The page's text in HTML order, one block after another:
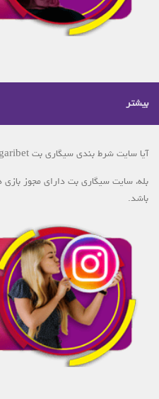
بیشتر
آیا سایت شرط بندی سیگاری بت sigaribet دارای مجوز قانونی است؟
بله، سایت سیگاری بت دارای مجوز بازی
باشد.